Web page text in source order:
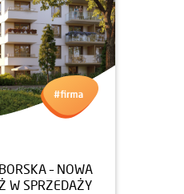
– NOWA
W SPRZEDAŻY